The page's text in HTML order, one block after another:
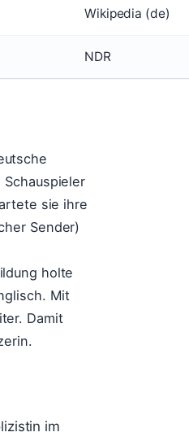
Wikipedia (de)
NDR
sie ihre
Sender)
holte
Mit
Damit
im